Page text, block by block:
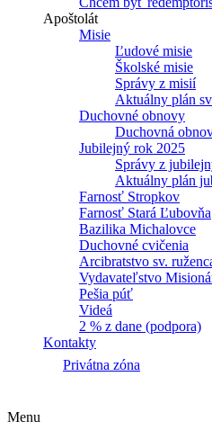
Apoštolát
Misie
Ľudové misie
Školské misie
Správy z misií
Aktuálny plán
Duchovné obnovy
Duchovná
Jubilejný rok 2025
Správy z
Aktuálny plán
Farnosť Stropkov
Farnosť Stará Ľubovňa
Bazilika Michalovce
Duchovné cvičenia
Arcibratstvo sv.
Vydavateľstvo
Pešia púť
Videá
2 % z dane (podpora)
Kontakty
Privátna zóna
Menu